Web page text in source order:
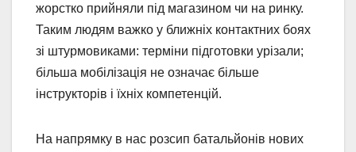
жорстко прийняли під магазином чи на ринку.
Таким людям важко у ближніх контактних боях
зі штурмовиками: терміни підготовки урізали;
більша мобілізація не означає більше
інструкторів і їхніх компетенцій.
На напрямку в нас розсип батальйонів нових